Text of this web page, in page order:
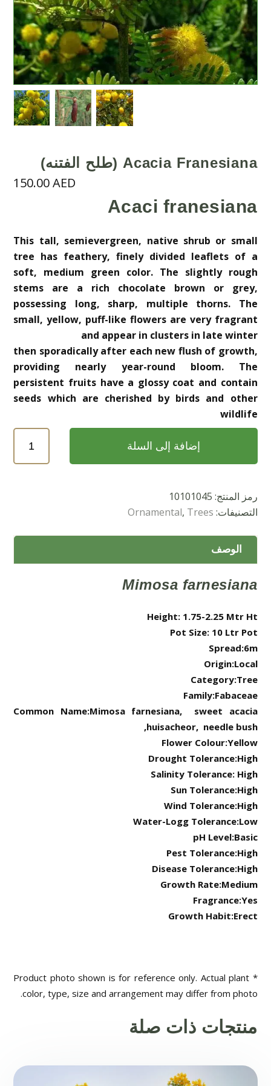
Acacia Franesiana (طلح الفتنه)
150.00AED
Acaci franesiana
This tall, semievergreen, native shrub or small
tree has feathery, finely divided leaflets of a
soft, medium green color. The slightly rough
stems are a rich chocolate brown or grey,
possessing long, sharp, multiple thorns. The
small, yellow, puff-like flowers are very fragrant
and appear in clusters in late winter
then sporadically after each new flush of growth,
providing nearly year-round bloom. The
persistent fruits have a glossy coat and contain
seeds which are cherished by birds and other
wildlife
Acacia
Franesiana
إضافة إلى السلة
رمز المنتج: 10101045
التصنيفات:
Ornamental, Trees
الوصف
Mimosa farnesiana
Height: 1.75-2.25 Mtr Ht
Pot Size: 10 Ltr Pot
Spread:6m
Origin:Local
Category:Tree
Family:Fabaceae
Common Name:Mimosa farnesiana, sweet acacia
huisacheor, needle bush,
Flower Colour:Yellow
Drought Tolerance:High
Salinity Tolerance: High
Sun Tolerance:High
Wind Tolerance:High
Water-Logg Tolerance:Low
pH Level:Basic
Pest Tolerance:High
Disease Tolerance:High
Growth Rate:Medium
Fragrance:Yes
Growth Habit:Erect
* Product photo shown is for reference only. Actual plant
color, type, size and arrangement may differ from photo.
منتجات ذات صلة